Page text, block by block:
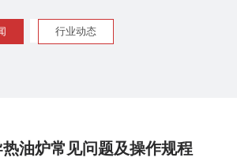
行业动态
油炉常见问题及操作规程